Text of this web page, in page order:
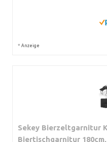
* Anzeige
Sekey Bierzeltgarnitur
Biertischgarnitur